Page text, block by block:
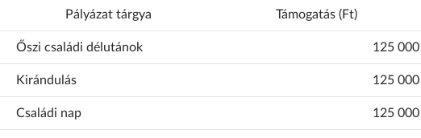
Pályázat tárgya Támogatás (Ft)
Őszi családi délutánok 125 000
Kirándulás 125 000
Családi nap 125 000